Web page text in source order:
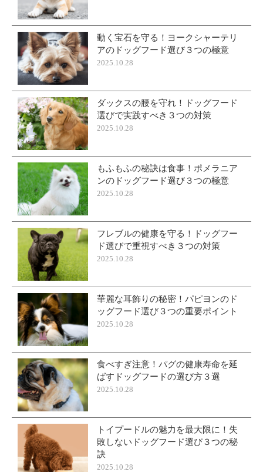
動く宝石を守る！ヨークシャーテリ
アのドッグフード選び３つの極意
2025.10.28
ダックスの腰を守れ！ドッグフード
選びで実践すべき３つの対策
2025.10.28
もふもふの秘訣は食事！ポメラニア
ンのドッグフード選び３つの極意
2025.10.28
フレブルの健康を守る！ドッグフー
ド選びで重視すべき３つの対策
2025.10.28
華麗な耳飾りの秘密！パピヨンのド
ッグフード選び３つの重要ポイント
2025.10.28
食べすぎ注意！パグの健康寿命を延
ばすドッグフードの選び方３選
2025.10.28
トイプードルの魅力を最大限に！失
敗しないドッグフード選び３つの秘
訣
2025.10.28